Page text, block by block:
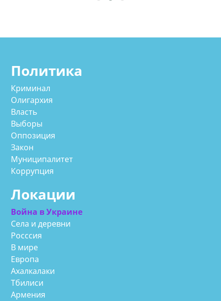
Политика
Криминал
Олигархия
Власть
Выборы
Оппозиция
Закон
Муниципалитет
Коррупция
Локации
Война в Украине
Села и деревни
Росссия
В мире
Европа
Ахалкалаки
Тбилиси
Армения